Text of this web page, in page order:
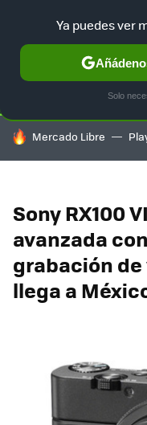
SELECCIÓN GAMING
HOY SE HABLA DE
Mercado Libre
Sony RX100
avanzada
grabación de
llega a
Ya puedes ver
Solo